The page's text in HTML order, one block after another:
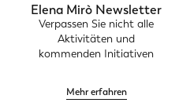
Elena Mirò Newsletter
Verpassen Sie nicht alle
Aktivitäten und
kommenden Initiativen
Mehr erfahren